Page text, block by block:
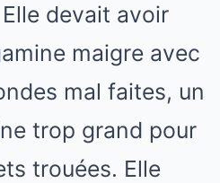
devait avoir
maigre avec
mal faites, un
trop grand pour
trouées. Elle